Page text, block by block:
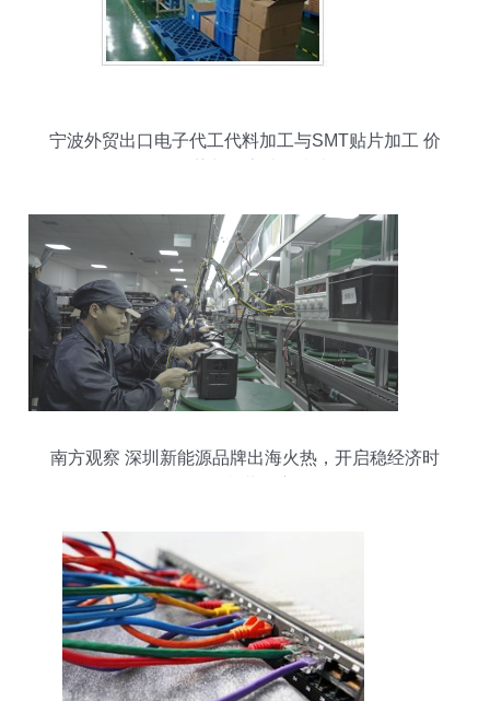
宁波外贸出口电子代工代料加工与SMT贴片加工 价
南方观察 深圳新能源品牌出海火热，开启稳经济时